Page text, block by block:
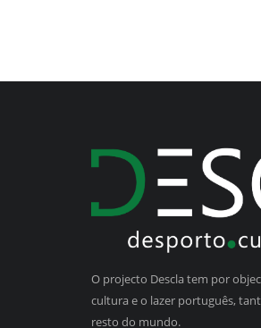
O projecto Descla tem por
cultura e o lazer português,
resto do mundo.